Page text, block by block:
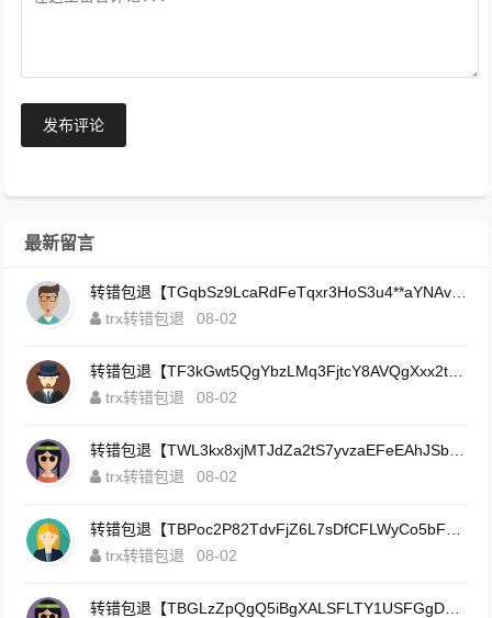
发布评论
最新留言
trx转错包退
08-02
trx转错包退
08-02
trx转错包退
08-02
trx转错包退
08-02